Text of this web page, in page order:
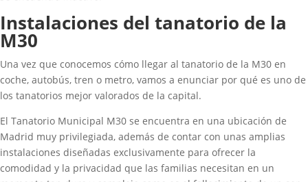
Instalaciones del tanatorio de la
M30
Una vez que conocemos cómo llegar al tanatorio de la M30 en
coche, autobús, tren o metro, vamos a enunciar por qué es uno de
los tanatorios mejor valorados de la capital.
El Tanatorio Municipal M30 se encuentra en una ubicación de
Madrid muy privilegiada, además de contar con unas amplias
instalaciones diseñadas exclusivamente para ofrecer la
comodidad y la privacidad que las familias necesitan en un